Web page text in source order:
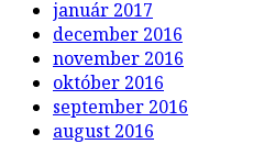
január 2017
december 2016
november 2016
október 2016
september 2016
august 2016